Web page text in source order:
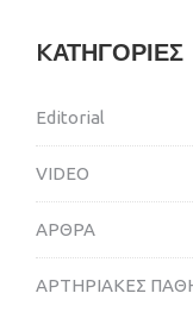
KΑΤΗΓΟΡΊΕΣ
Editorial
VIDEO
ΑΡΘΡΑ
ΑΡΤΗΡΙΑΚΕΣ